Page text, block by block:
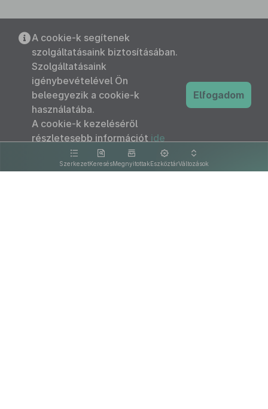
SzerkezetKeresésMegnyitottakEszköztárVáltozások
A cookie-k segítenek
szolgáltatásaink biztosításában.
Szolgáltatásaink
igénybevételével Ön
beleegyezik a cookie-k
használatába.
A cookie-k kezeléséről
részletesebb információt ide
kattintva olvashat.
Elfogadom